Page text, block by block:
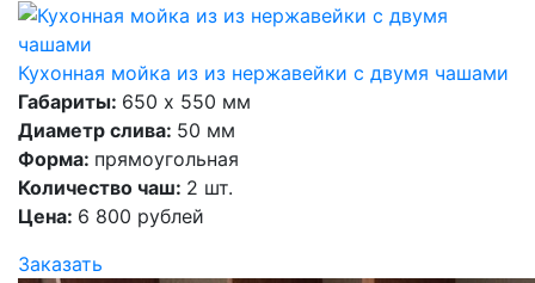
Кухонная мойка из из нержавейки с двумя чашами
Габариты: 650 х 550 мм
Диаметр слива: 50 мм
Форма: прямоугольная
Количество чаш: 2 шт.
Цена: 6 800 рублей
Заказать